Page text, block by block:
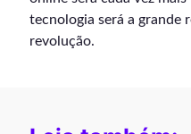
tecnologia será a grande
revolução.